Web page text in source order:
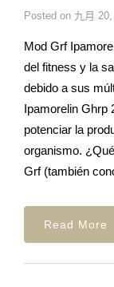
Posted on 九月
Mod Grf
del fitness y la
debido a sus
Ipamorelin Ghrp
potenciar la
organismo.
Grf (también
Read More